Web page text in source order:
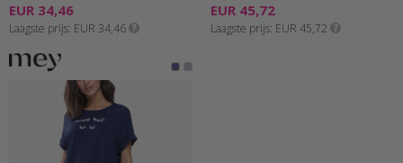
EUR 34,46
Laagste prijs EUR 34,46
EUR 45,72
Laagste prijs EUR 45,72